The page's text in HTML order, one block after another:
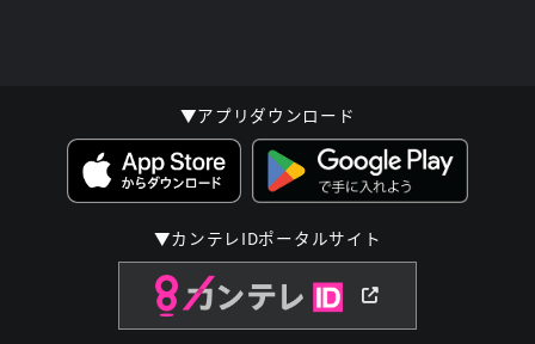
▼アプリダウンロード
▼カンテレIDポータルサイト